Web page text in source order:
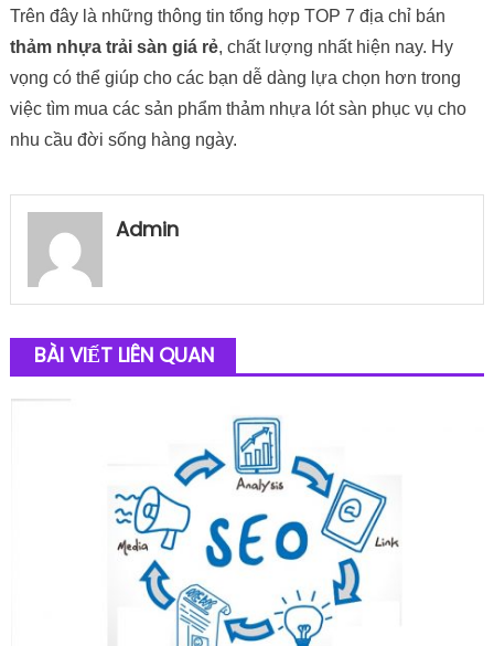
Trên đây là những thông tin tổng hợp TOP 7 địa chỉ bán
thảm nhựa trải sàn giá rẻ, chất lượng nhất hiện nay. Hy
vọng có thể giúp cho các bạn dễ dàng lựa chọn hơn trong
việc tìm mua các sản phẩm thảm nhựa lót sàn phục vụ cho
nhu cầu đời sống hàng ngày.
Admin
BÀI VIẾT LIÊN QUAN